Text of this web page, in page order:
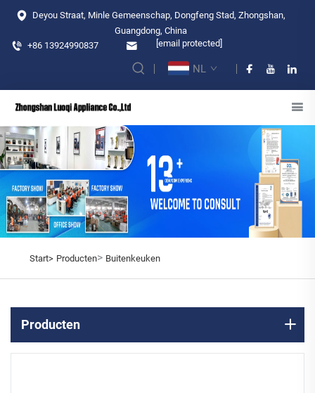
Deyou Straat, Minle Gemeenschap, Dongfeng Stad, Zhongshan,
Guangdong, China
+86 13924990837
[email protected]
NL
Start> Producten> Buitenkeuken
Producten